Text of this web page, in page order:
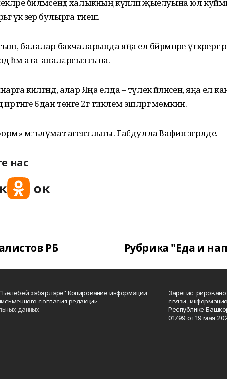
биләмәсендә халыкның күпләп җыелуына юл
үк әзер булырга тиеш.
балалар бакчаларында яңа ел бәйрәмнәре үткәрергә
һәм ата-аналарсыз гына.
килгәндә, алар Яңа елда – тәүлек әйләнәсенә, яңа ел
иртәнге 6дан төнге 2гә тиклем эшләргә мөмкин.
мәгълүмат агентлыгы. Габдулла Вафин әзерләде.
нас
РБ Рубрика "Еда и
хэбэрлэре" Копирование информации
согласия редакции
данных
связи,
Республике
01799 от 19 мая